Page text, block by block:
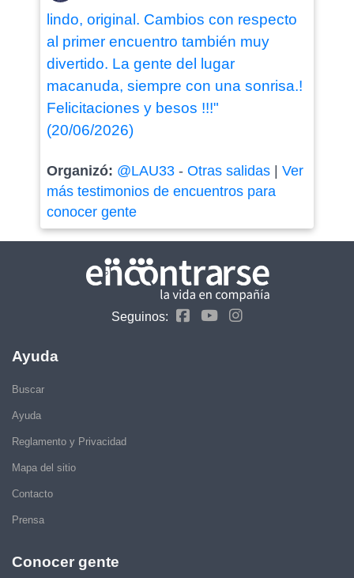
lindo, original. Cambios con respecto
al primer encuentro también muy
divertido. La gente del lugar
macanuda, siempre con una sonrisa.!
Felicitaciones y besos !!!"
(20/06/2026)
Organizó: @LAU33- Otras salidas| Ver
más testimonios de encuentros para
conocer gente
Seguinos:
Ayuda
Buscar
Ayuda
Reglamento y Privacidad
Mapa del sitio
Contacto
Prensa
Conocer gente